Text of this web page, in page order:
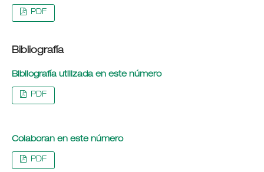
PDF
Bibliografía
Bibliografía utilizada en este número
PDF
Colaboran en este número
PDF